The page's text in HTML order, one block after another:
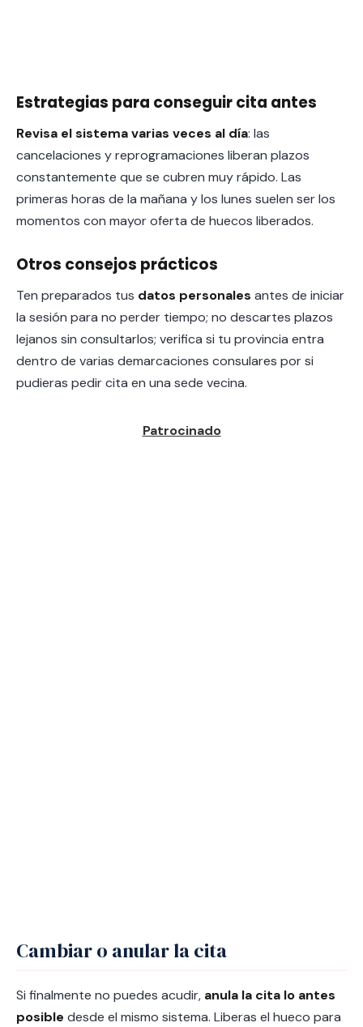
Estrategias para conseguir cita antes
Revisa el sistema varias veces al día: las
cancelaciones y reprogramaciones liberan plazos
constantemente que se cubren muy rápido. Las
primeras horas de la mañana y los lunes suelen ser los
momentos con mayor oferta de huecos liberados.
Otros consejos prácticos
Ten preparados tus datos personales antes de iniciar
la sesión para no perder tiempo; no descartes plazos
lejanos sin consultarlos; verifica si tu provincia entra
dentro de varias demarcaciones consulares por si
pudieras pedir cita en una sede vecina.
Cambiar o anular la cita
Si finalmente no puedes acudir, anula la cita lo antes
posible desde el mismo sistema. Liberas el hueco para